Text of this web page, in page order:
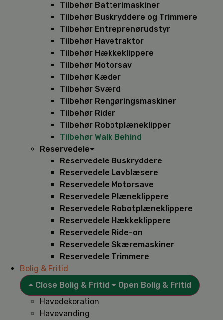
Tilbehør Batterimaskiner
Tilbehør Buskryddere og Trimmere
Tilbehør Entreprenørudstyr
Tilbehør Havetraktor
Tilbehør Hækkeklippere
Tilbehør Motorsav
Tilbehør Kæder
Tilbehør Sværd
Tilbehør Rengøringsmaskiner
Tilbehør Rider
Tilbehør Robotplæneklipper
Tilbehør Walk Behind
Reservedele
Reservedele Buskryddere
Reservedele Løvblæsere
Reservedele Motorsave
Reservedele Plæneklippere
Reservedele Robotplæneklippere
Reservedele Hækkeklippere
Reservedele Ride-on
Reservedele Skæremaskiner
Reservedele Trimmere
Bolig & Fritid
Close Bolig & Fritid
Open Bolig & Fritid
Havedekoration
Havevanding